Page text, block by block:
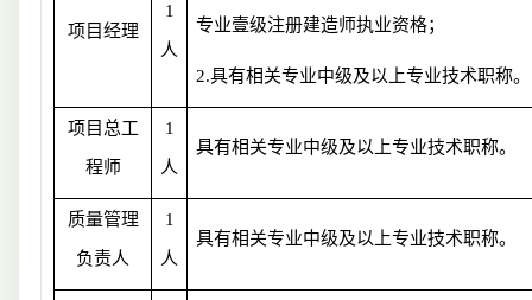
项目经理
1
人
专业壹级注册建造师执业资格；
2.具有相关专业中级及以上专业技术职称。
项目总工
程师
1
人
具有相关专业中级及以上专业技术职称。
质量管理
负责人
1
人
具有相关专业中级及以上专业技术职称。